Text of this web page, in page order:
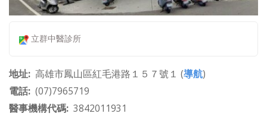
立群中醫診所
地址 高雄市鳳山區紅毛港路１５７號１ (導航)
電話 (07)7965719
醫事機構代碼 3842011931